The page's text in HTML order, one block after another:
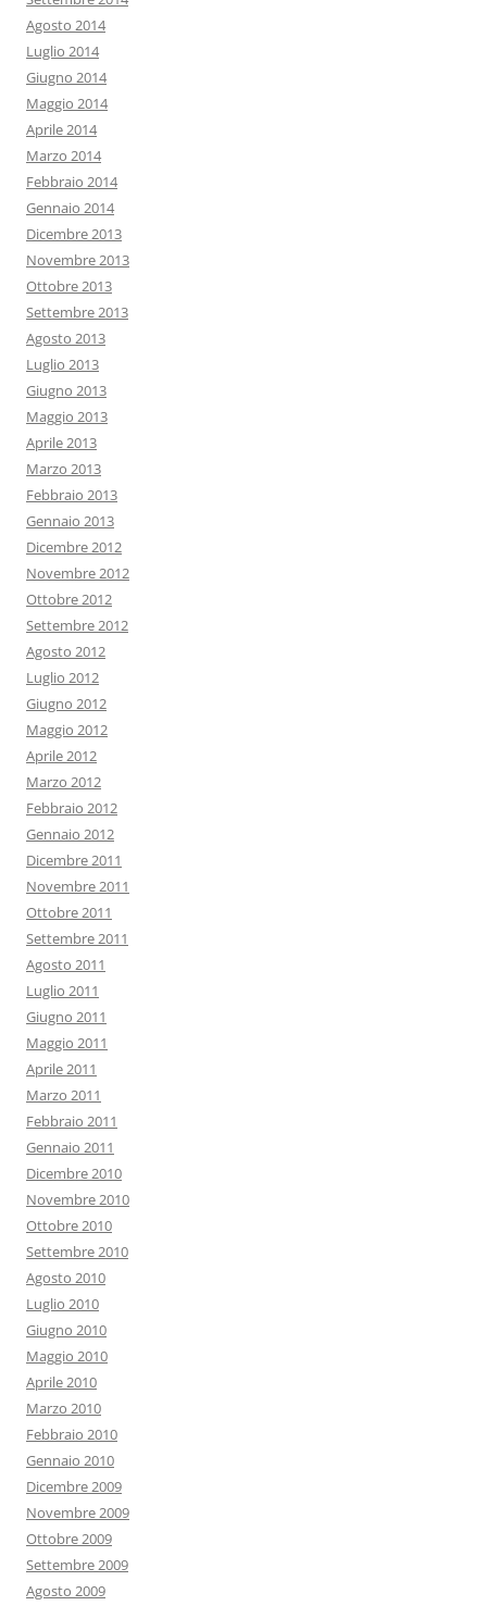
Agosto 2014
Luglio 2014
Giugno 2014
Maggio 2014
Aprile 2014
Marzo 2014
Febbraio 2014
Gennaio 2014
Dicembre 2013
Novembre 2013
Ottobre 2013
Settembre 2013
Agosto 2013
Luglio 2013
Giugno 2013
Maggio 2013
Aprile 2013
Marzo 2013
Febbraio 2013
Gennaio 2013
Dicembre 2012
Novembre 2012
Ottobre 2012
Settembre 2012
Agosto 2012
Luglio 2012
Giugno 2012
Maggio 2012
Aprile 2012
Marzo 2012
Febbraio 2012
Gennaio 2012
Dicembre 2011
Novembre 2011
Ottobre 2011
Settembre 2011
Agosto 2011
Luglio 2011
Giugno 2011
Maggio 2011
Aprile 2011
Marzo 2011
Febbraio 2011
Gennaio 2011
Dicembre 2010
Novembre 2010
Ottobre 2010
Settembre 2010
Agosto 2010
Luglio 2010
Giugno 2010
Maggio 2010
Aprile 2010
Marzo 2010
Febbraio 2010
Gennaio 2010
Dicembre 2009
Novembre 2009
Ottobre 2009
Settembre 2009
Agosto 2009